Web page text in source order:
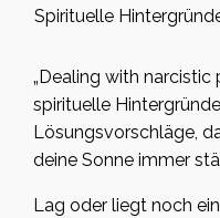
Spirituelle
„Dealing with narcistic
spirituelle
Lösungsvorschläge,
deine Sonne immer
Lag oder liegt noch